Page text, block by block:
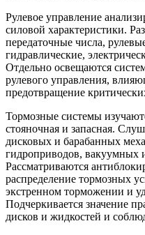
Рулевое управление
силовой характеристики.
передаточные числа,
гидравлические,
Отдельно освещаются
рулевого управления,
предотвращение
Тормозные системы
стояночная и запасная.
дисковых и барабанных
гидроприводов, вакуумных
Рассматриваются
распределение тормозных
экстренном торможении и
Подчеркивается значение
дисков и жидкостей и